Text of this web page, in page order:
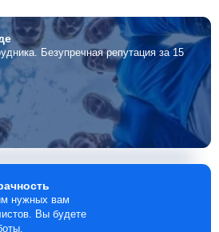
Безупречная репутация за 15
нужных вам
Вы будете